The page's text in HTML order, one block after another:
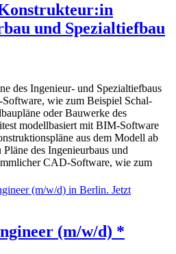
und Spezialtiefbau
des Ingenieur- und Spezialtiefbaus
wie zum Beispiel Schal-
oder Bauwerke des
modellbasiert mit BIM-Software
aus dem Modell ab
des Ingenieurbaus und
CAD-Software, wie zum
(m/w/d) *